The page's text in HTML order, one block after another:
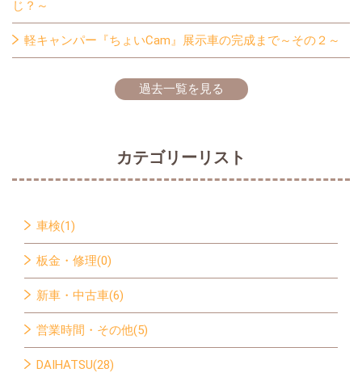
じ？～
軽キャンパー『ちょいCam』展示車の完成まで～その２～
過去一覧を見る
カテゴリーリスト
車検(1)
板金・修理(0)
新車・中古車(6)
営業時間・その他(5)
DAIHATSU(28)